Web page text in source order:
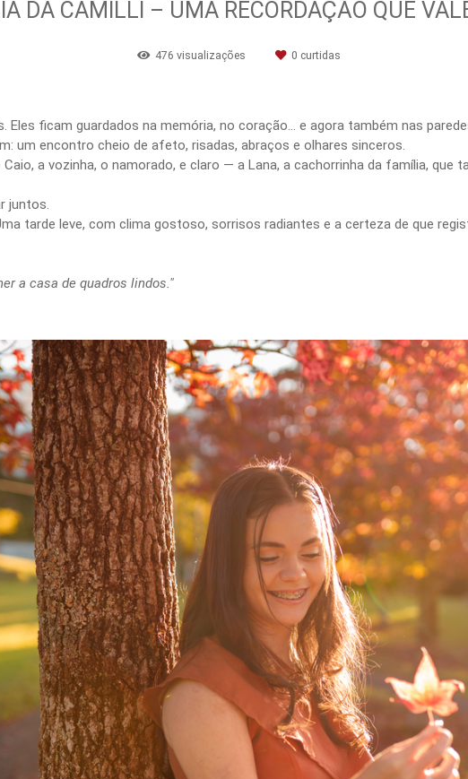
DA CAMILLI – UMA RECORDAÇÃO QUE
476 visualizações 0 curtidas
Eles ficam guardados na memória, no coração… e agora também nas
um encontro cheio de afeto, risadas, abraços e olhares sinceros.
a vozinha, o namorado, e claro — a Lana, a cachorrinha da família,
juntos.
tarde leve, com clima gostoso, sorrisos radiantes e a certeza de que
a casa de quadros lindos."